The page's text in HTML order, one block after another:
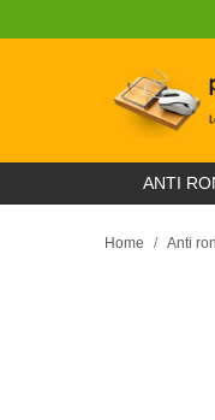
ANTI
Home Anti